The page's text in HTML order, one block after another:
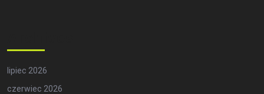
lipiec 2026
czerwiec 2026